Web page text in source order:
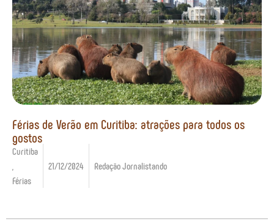
Férias de Verão em Curitiba: atrações para todos os
gostos
Curitiba
Férias
21/12/2024 Redação Jornalistando